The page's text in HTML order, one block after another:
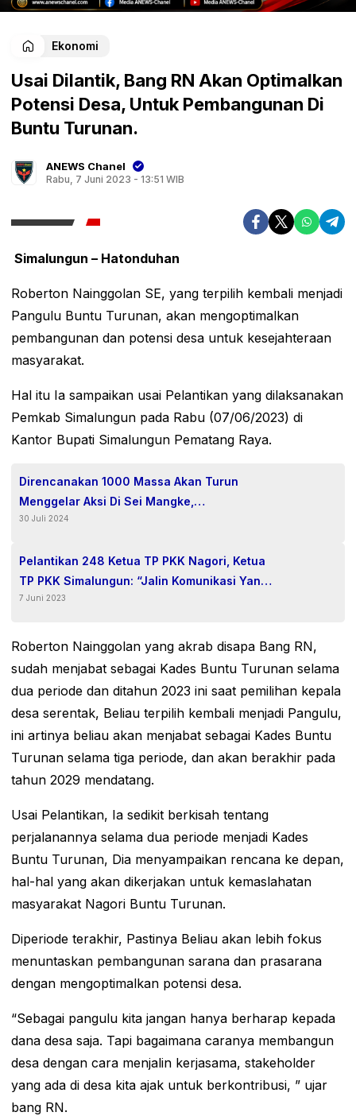
Ekonomi
Usai Dilantik, Bang RN Akan Optimalkan
Potensi Desa, Untuk Pembangunan Di
Buntu Turunan.
ANEWS Chanel
Rabu, 7 Juni 2023 - 13:51 WIB
Simalungun – Hatonduhan
Roberton Nainggolan SE, yang terpilih kembali menjadi
Pangulu Buntu Turunan, akan mengoptimalkan
pembangunan dan potensi desa untuk kesejahteraan
masyarakat.
Hal itu Ia sampaikan usai Pelantikan yang dilaksanakan
Pemkab Simalungun pada Rabu (07/06/2023) di
Kantor Bupati Simalungun Pematang Raya.
Direncanakan 1000 Massa Akan Turun
Menggelar Aksi Di Sei Mangke,
Menyampaikan 10 Tuntutan.
30 Juli 2024
Pelantikan 248 Ketua TP PKK Nagori, Ketua
TP PKK Simalungun: “Jalin Komunikasi Yang
Harmonis Dengan Masyarakat”
7 Juni 2023
Roberton Nainggolan yang akrab disapa Bang RN,
sudah menjabat sebagai Kades Buntu Turunan selama
dua periode dan ditahun 2023 ini saat pemilihan kepala
desa serentak, Beliau terpilih kembali menjadi Pangulu,
ini artinya beliau akan menjabat sebagai Kades Buntu
Turunan selama tiga periode, dan akan berakhir pada
tahun 2029 mendatang.
Usai Pelantikan, Ia sedikit berkisah tentang
perjalanannya selama dua periode menjadi Kades
Buntu Turunan, Dia menyampaikan rencana ke depan,
hal-hal yang akan dikerjakan untuk kemaslahatan
masyarakat Nagori Buntu Turunan.
Diperiode terakhir, Pastinya Beliau akan lebih fokus
menuntaskan pembangunan sarana dan prasarana
dengan mengoptimalkan potensi desa.
“Sebagai pangulu kita jangan hanya berharap kepada
dana desa saja. Tapi bagaimana caranya membangun
desa dengan cara menjalin kerjasama, stakeholder
yang ada di desa kita ajak untuk berkontribusi, ” ujar
bang RN.